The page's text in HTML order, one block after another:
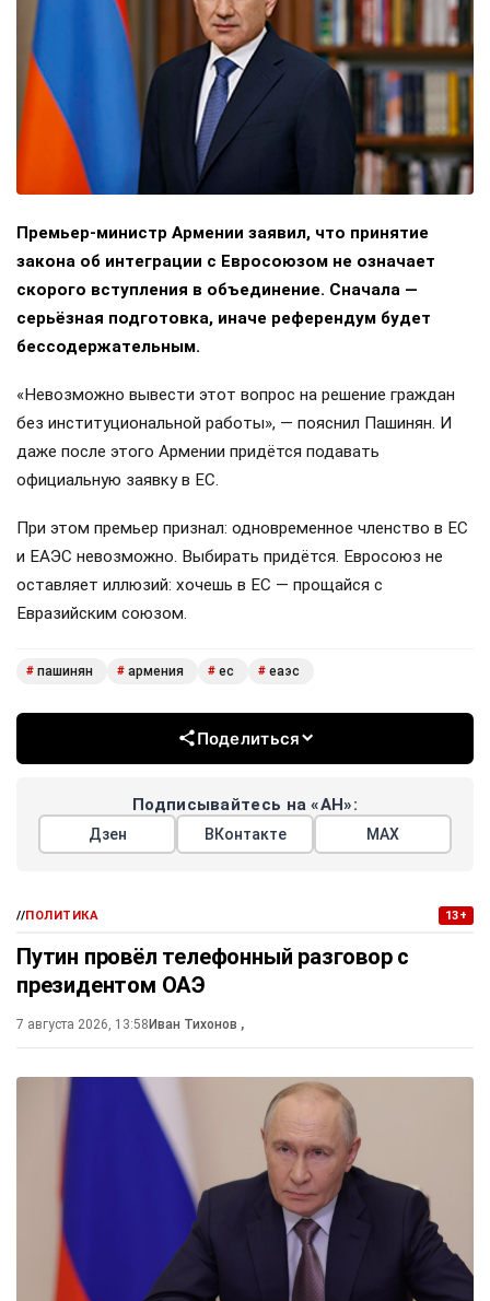
Премьер-министр Армении заявил, что принятие
закона об интеграции с Евросоюзом не означает
скорого вступления в объединение. Сначала —
серьёзная подготовка, иначе референдум будет
бессодержательным.
«Невозможно вывести этот вопрос на решение граждан
без институциональной работы», — пояснил Пашинян. И
даже после этого Армении придётся подавать
официальную заявку в ЕС.
При этом премьер признал: одновременное членство в ЕС
и ЕАЭС невозможно. Выбирать придётся. Евросоюз не
оставляет иллюзий: хочешь в ЕС — прощайся с
Евразийским союзом.
# пашинян # армения # ес # еаэс
Поделиться
Подписывайтесь на «АН»:
Дзен ВКонтакте МАХ
//ПОЛИТИКА 13+
Путин провёл телефонный разговор с
президентом ОАЭ
7 августа 2026, 13:58Иван Тихонов ,